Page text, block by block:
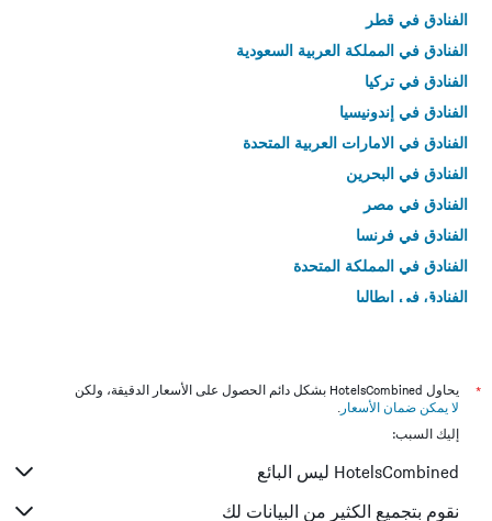
الفنادق في قطر
الفنادق في المملكة العربية السعودية
الفنادق في تركيا
الفنادق في إندونيسيا
الفنادق في الامارات العربية المتحدة
الفنادق في البحرين
الفنادق في مصر
الفنادق في فرنسا
الفنادق في المملكة المتحدة
الفنادق في إيطاليا
*
يحاول HotelsCombined بشكل دائم الحصول على الأسعار الدقيقة، ولكن
لا يمكن ضمان الأسعار .
إليك السبب:
HotelsCombined ليس البائع
نقوم بتجميع الكثير من البيانات لك